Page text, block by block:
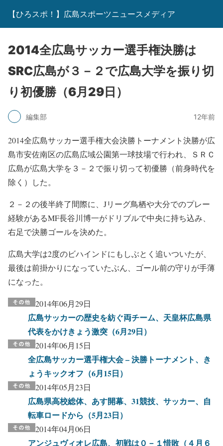
【ひろスポ！】広島スポーツニュースメディア
2014全広島サッカー選手権決勝は
SRC広島が３－２で広島大学を振り切
り初優勝（6月29日）
編集部 12年前
2014全広島サッカー選手権大会決勝トーナメント決勝が広
島市安佐南区の広島広域公園第一球技場で行われ、ＳＲＣ
広島が広島大学を３－２で振り切って初優勝（前身時代を
除く）した。
２－２の後半終了間際に、Jリーグ鳥栖や大分でのプレー
経験があるMF長谷川博一がドリブルで中央に持ち込み、
右足で決勝ゴールを決めた。
広島大学は2度のビハインドにもしぶとく追いついたが、
最後は前掛かりになっていたぶん、ゴール前の守りが手薄
になった。
2014年06月29日
広島サッカーの歴史を紡ぐ両チーム、天皇杯広島県
代表をかけきょう激突（6月29日）
2014年06月15日
全広島サッカー選手権大会 – 決勝トーナメント、き
ょうキックオフ（6月15日）
2014年05月23日
広島県高校総体、あす開幕、31競技、サッカー、自
転車ロードから（5月23日）
2014年04月06日
アンジュヴィオレ広島、初戦は０－１惜敗（４月６